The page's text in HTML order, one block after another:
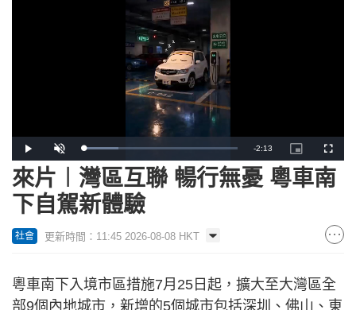
Play Unmute Loaded:
Remaining
Time
-2:13
Picture-
in-
Picture
來片︱灣區互聯 暢行無憂 粵車南
下自駕新體驗
社會 更新時間：11:45 2026-08-08 HKT
粵車南下入境市區措施7月25日起，擴大至大灣區全
部9個內地城市，新增的5個城市包括深圳、佛山、東